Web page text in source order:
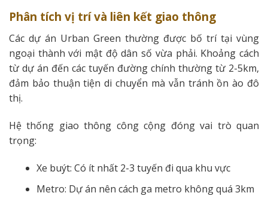
Phân tích vị trí và liên kết giao thông
Các dự án Urban Green thường được bố trí tại vùng
ngoại thành với mật độ dân số vừa phải. Khoảng cách
từ dự án đến các tuyến đường chính thường từ 2-5km,
đảm bảo thuận tiện di chuyển mà vẫn tránh ồn ào đô
thị.
Hệ thống giao thông công cộng đóng vai trò quan
trọng:
Xe buýt: Có ít nhất 2-3 tuyến đi qua khu vực
Metro: Dự án nên cách ga metro không quá 3km